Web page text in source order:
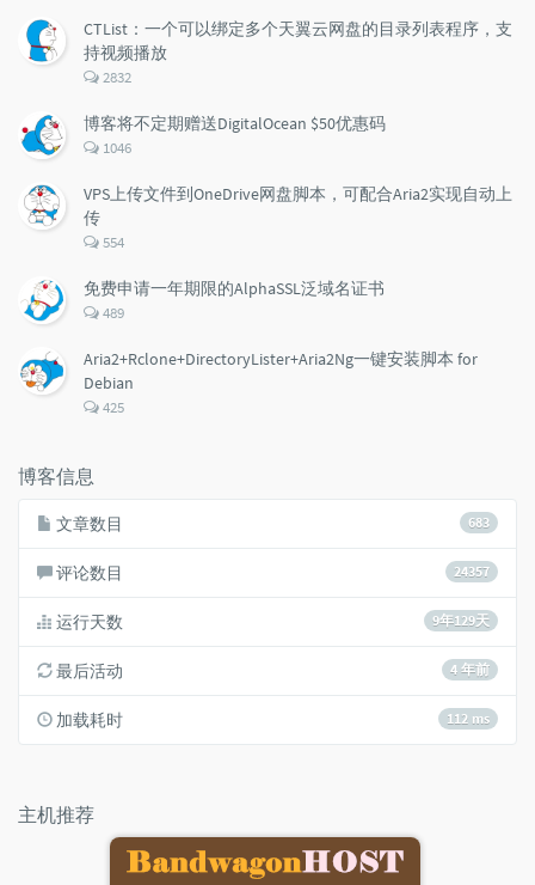
CTList：一个可以绑定多个天翼云网盘的目录列表程序，支
持视频播放
评
数：
2832
博客将不定期赠送DigitalOcean $50优惠码
评
数：
1046
VPS上传文件到OneDrive网盘脚本，可配合Aria2实现自动上
传
评
数：
554
免费申请一年期限的AlphaSSL泛域名证书
评
数：
489
Aria2+Rclone+DirectoryLister+Aria2Ng一键安装脚本 for
Debian
评
425
博客信息
683
文章数目
24357
评论数目
9年129天
运行天数
4 年前
最后活动
112 ms
加载耗时
主机推荐